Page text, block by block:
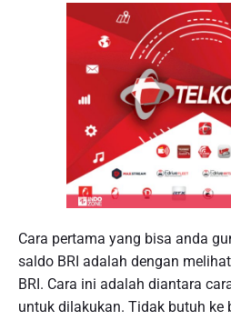
Cara pertama yang bisa anda
saldo BRI adalah dengan
BRI. Cara ini adalah diantara
untuk dilakukan. Tidak butuh ke